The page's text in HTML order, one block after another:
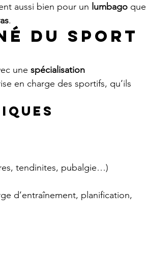
aussi bien pour un lumbago que
.
du sport
une spécialisation
en charge des sportifs, qu’ils
tendinites, pubalgie…)
d’entraînement, planification,